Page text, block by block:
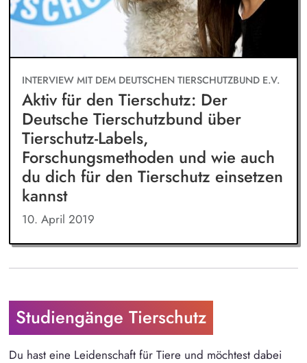
INTERVIEW MIT DEM DEUTSCHEN TIERSCHUTZBUND E.V.
Aktiv für den Tierschutz: Der
Deutsche Tierschutzbund über
Tierschutz-Labels,
Forschungsmethoden und wie auch
du dich für den Tierschutz einsetzen
kannst
10. April 2019
Studiengänge Tierschutz
Du hast eine Leidenschaft für Tiere und möchtest dabei